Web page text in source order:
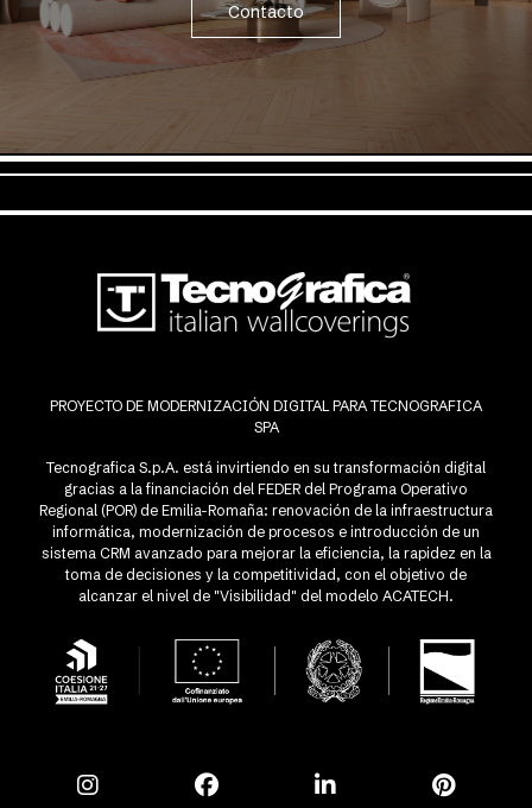
Contacto
PROYECTO DE MODERNIZACIÓN DIGITAL PARA TECNOGRAFICA
SPA
Tecnografica S.p.A. está invirtiendo en su transformación digital
gracias a la financiación del FEDER del Programa Operativo
Regional (POR) de Emilia-Romaña: renovación de la infraestructura
informática, modernización de procesos e introducción de un
sistema CRM avanzado para mejorar la eficiencia, la rapidez en la
toma de decisiones y la competitividad, con el objetivo de
alcanzar el nivel de "Visibilidad" del modelo ACATECH.